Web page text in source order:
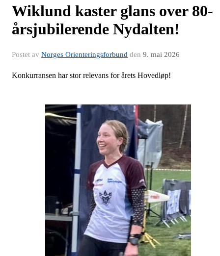
Wiklund kaster glans over 80-
årsjubilerende Nydalten!
Postet av Norges Orienteringsforbund den 9. mai 2026
Konkurransen har stor relevans for årets Hovedløp!